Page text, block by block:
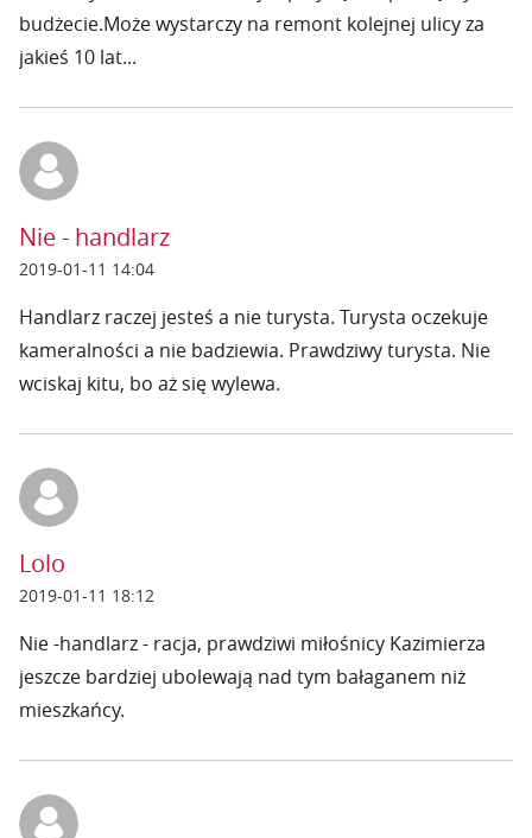
budżecie.Może wystarczy na remont kolejnej ulicy za
jakieś 10 lat...
Nie - handlarz
2019-01-11 14:04
Handlarz raczej jesteś a nie turysta. Turysta oczekuje
kameralności a nie badziewia. Prawdziwy turysta. Nie
wciskaj kitu, bo aż się wylewa.
Lolo
2019-01-11 18:12
Nie -handlarz - racja, prawdziwi miłośnicy Kazimierza
jeszcze bardziej ubolewają nad tym bałaganem niż
mieszkańcy.